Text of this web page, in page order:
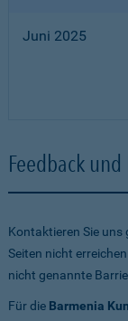
Juni 2025
Feedback
Kontaktieren Sie uns
Seiten nicht
nicht genannte
Für die Barmenia